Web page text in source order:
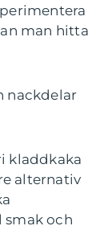
man hitta
nackdelar
kladdkaka
alternativ
och